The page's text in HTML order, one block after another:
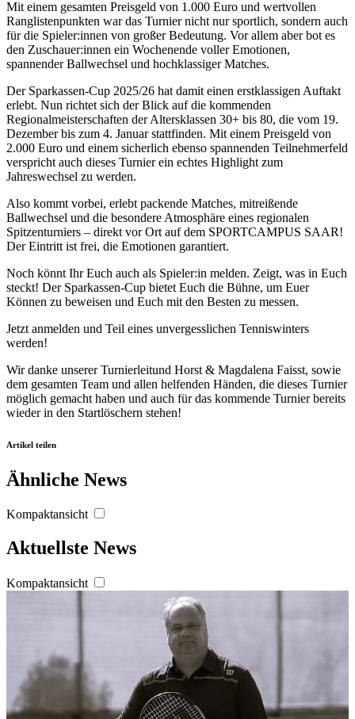
personalisieren, Funktionen für soziale Medien anbieten
zu können und die Zugriffe auf unsere Website zu
analysieren. Außerdem geben wir Informationen zu Ihrer
Verwendung unserer Website an unsere Partner für
soziale Medien, Werbung und Analysen weiter. Unsere
Partner führen diese Informationen möglicherweise mit
weiteren Daten zusammen, die Sie ihnen bereitgestellt
haben oder die sie im Rahmen Ihrer Nutzung der Dienste
gesammelt haben. DieCookie-Einstellungenkönnen
angepasst werden.
Mit einem gesamten Preisgeld von 1.000 Euro und wertvollen
Ranglistenpunkten war das Turnier nicht nur sportlich, sondern auch
für die Spieler:innen von großer Bedeutung. Vor allem aber bot es
den Zuschauer:innen ein Wochenende voller Emotionen,
spannender Ballwechsel und hochklassiger Matches.
Der Sparkassen-Cup 2025/26 hat damit einen erstklassigen Auftakt
erlebt. Nun richtet sich der Blick auf die kommenden
Regionalmeisterschaften der Altersklassen 30+ bis 80, die vom 19.
Dezember bis zum 4. Januar stattfinden. Mit einem Preisgeld von
2.000 Euro und einem sicherlich ebenso spannenden Teilnehmerfeld
verspricht auch dieses Turnier ein echtes Highlight zum
Jahreswechsel zu werden.
Also kommt vorbei, erlebt packende Matches, mitreißende
Ballwechsel und die besondere Atmosphäre eines regionalen
Spitzenturniers – direkt vor Ort auf dem SPORTCAMPUS SAAR!
Der Eintritt ist frei, die Emotionen garantiert.
Noch könnt Ihr Euch auch als Spieler:in melden. Zeigt, was in Euch
steckt! Der Sparkassen-Cup bietet Euch die Bühne, um Euer
Können zu beweisen und Euch mit den Besten zu messen.
Jetzt anmelden und Teil eines unvergesslichen Tenniswinters
werden!
Wir danke unserer Turnierleitund Horst & Magdalena Faisst, sowie
dem gesamten Team und allen helfenden Händen, die dieses Turnier
möglich gemacht haben und auch für das kommende Turnier bereits
wieder in den Startlöschern stehen!
Artikel teilen
Ähnliche News
Kompaktansicht
Aktuellste News
Kompaktansicht